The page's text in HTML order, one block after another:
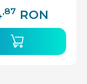
F
,87 RON